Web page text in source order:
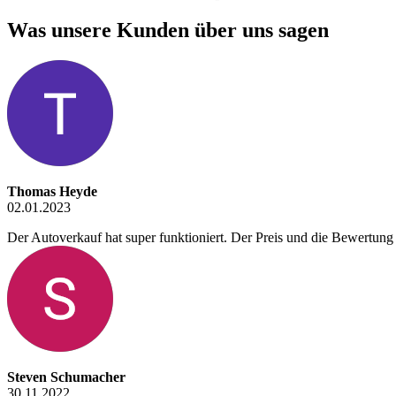
Was unsere Kunden über uns sagen
Thomas Heyde
02.01.2023
Der Autoverkauf hat super funktioniert. Der Preis und die Bewertung
Steven Schumacher
30.11.2022